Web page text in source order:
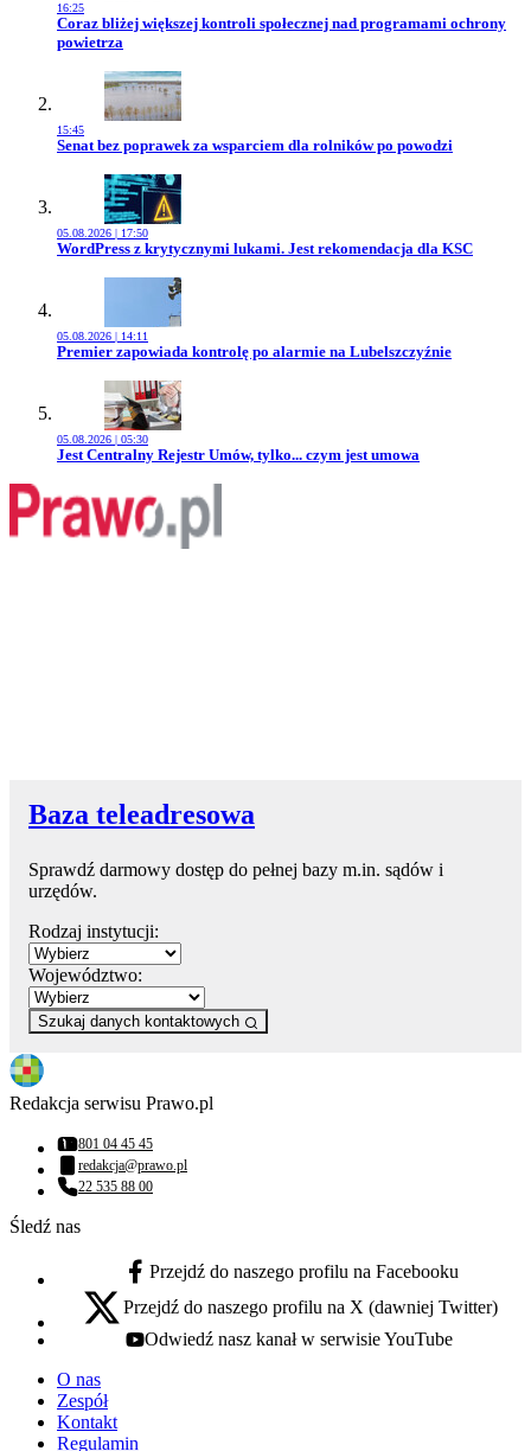
16:25
Przejdź do artykułu:
Coraz bliżej większej kontroli społecznej nad programami ochrony
powietrza
15:45
Przejdź do artykułu:
Senat bez poprawek za wsparciem dla rolników po powodzi
05.08.2026 | 17:50
Przejdź do artykułu:
WordPress z krytycznymi lukami. Jest rekomendacja dla KSC
05.08.2026 | 14:11
Przejdź do artykułu:
Premier zapowiada kontrolę po alarmie na Lubelszczyźnie
05.08.2026 | 05:30
Przejdź do artykułu:
Jest Centralny Rejestr Umów, tylko... czym jest umowa
Baza teleadresowa
Sprawdź darmowy dostęp do pełnej bazy m.in. sądów i
urzędów.
Rodzaj instytucji:
Województwo:
Szukaj danych kontaktowych
Redakcja serwisu Prawo.pl
Numer telefonu:
801 04 45 45
Adres email:
redakcja@prawo.pl
Numer telefonu:
22 535 88 00
Śledź nas
facebook - otwiera się w nowej karcie
Przejdź do naszego profilu na Facebooku
x - otwiera się w nowej karcie
Przejdź do naszego profilu na X (dawniej Twitter)
youtube - otwiera się w nowej karcie
Odwiedź nasz kanał w serwisie YouTube
O nas
Zespół
Kontakt
Regulamin